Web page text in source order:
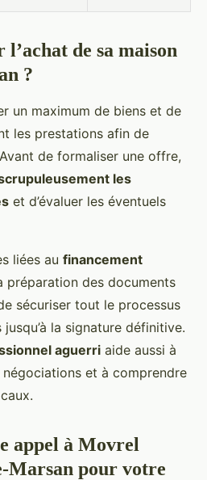
de sa maison
?
un maximum de biens et de
les prestations afin de
de formaliser une offre,
les
et d’évaluer les éventuels
liées au financement
préparation des documents
sécuriser tout le processus
la signature définitive.
aguerri aide aussi à
et à comprendre
appel à Movrel
Marsan pour votre